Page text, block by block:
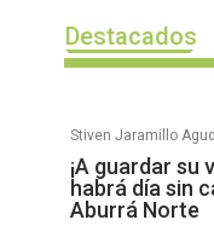
Destacados
Stiven Jaramillo
¡A guardar su
habrá día sin
Aburrá Norte